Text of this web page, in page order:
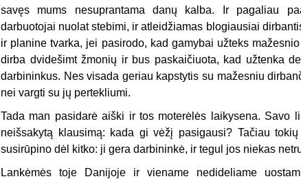
savęs mums nesuprantama danų kalba. Ir pagaliau
darbuotojai nuolat stebimi, ir atleidžiamas blogiausiai
ir planine tvarka, jei pasirodo, kad gamybai užteks
dirba dvidešimt žmonių ir bus paskaičiuota, kad užtenka
darbininkus. Nes visada geriau kapstytis su mažesniu
nei vargti su jų pertekliumi.
Tada man pasidarė aiški ir tos moterėlės laikysena. Savo
neišsakytą klausimą: kada gi vėžį pasigausi? Tačiau
susirūpino dėl kitko: ji gera darbininkė, ir tegul jos niekas
Lankėmės toje Danijoje ir viename nedideliame